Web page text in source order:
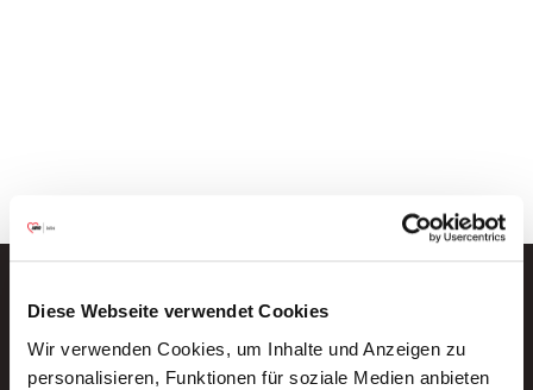
Diese Webseite verwendet Cookies
Wir verwenden Cookies, um Inhalte und Anzeigen zu
personalisieren, Funktionen für soziale Medien anbieten
Neue Stellen per E-Mail.